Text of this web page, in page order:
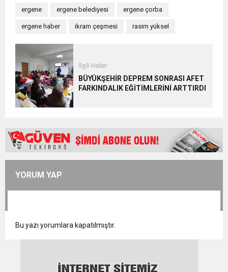
ergene ergene belediyesi ergene çorba
ergene haber ikram çeşmesi rasim yüksel
İlgili Haber
BÜYÜKŞEHİR DEPREM SONRASI AFET
FARKINDALIK EĞİTİMLERİNİ ARTTIRDI
YORUM YAP
Bu yazı yorumlara kapatılmıştır.